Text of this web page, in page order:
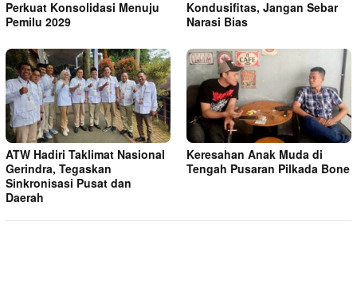
Perkuat Konsolidasi Menuju
Pemilu 2029
Kondusifitas, Jangan Sebar
Narasi Bias
ATW Hadiri Taklimat Nasional
Gerindra, Tegaskan
Sinkronisasi Pusat dan
Daerah
Keresahan Anak Muda di
Tengah Pusaran Pilkada Bone